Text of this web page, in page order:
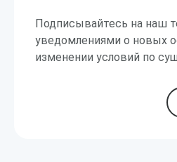
Подписывайтесь на наш
уведомлениями о новых
изменении условий по